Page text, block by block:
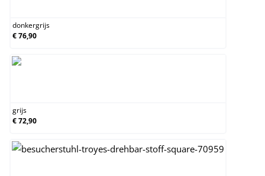
donkergrijs
€ 76,90
grijs
€ 72,90